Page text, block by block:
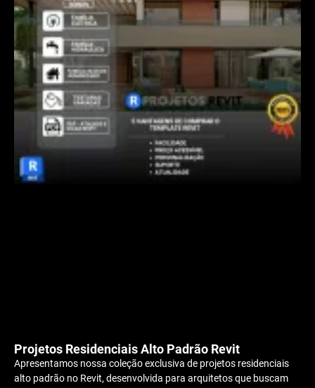
Projetos Residenciais Alto Padrão Revit
Apresentamos nossa coleção exclusiva de projetos residenciais
alto padrão no Revit, desenvolvida para arquitetos que buscam